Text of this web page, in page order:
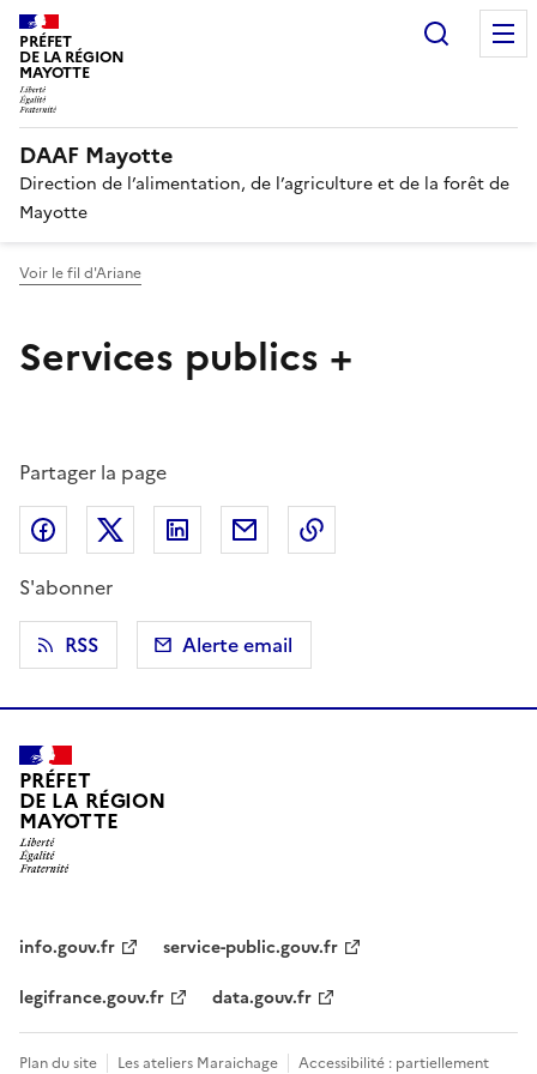
PRÉFET
DE LA RÉGION
MAYOTTE
DAAF Mayotte
Direction de l’alimentation, de l’agriculture et de la forêt de
Mayotte
Voir le fil d'Ariane
Services publics +
Partager la page
Partager sur Facebook
Partager sur X (anciennement Twitter)
Partager sur LinkedIn
Partager par email
S'abonner
RSS
Alerte email
PRÉFET
DE LA RÉGION
MAYOTTE
info.gouv.fr
service-public.gouv.fr
legifrance.gouv.fr
data.gouv.fr
Plan du site Les ateliers Maraichage Accessibilité : partiellement